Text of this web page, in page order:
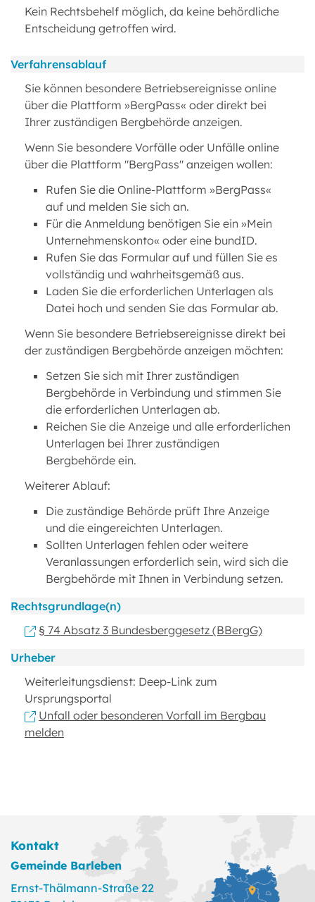
Kein Rechtsbehelf möglich, da keine behördliche
Entscheidung getroffen wird.
Verfahrensablauf
Sie können besondere Betriebsereignisse online
über die Plattform »BergPass« oder direkt bei
Ihrer zuständigen Bergbehörde anzeigen.
Wenn Sie besondere Vorfälle oder Unfälle online
über die Plattform "BergPass" anzeigen wollen:
Rufen Sie die Online-Plattform »BergPass«
auf und melden Sie sich an.
Für die Anmeldung benötigen Sie ein »Mein
Unternehmenskonto« oder eine bundID.
Rufen Sie das Formular auf und füllen Sie es
vollständig und wahrheitsgemäß aus.
Laden Sie die erforderlichen Unterlagen als
Datei hoch und senden Sie das Formular ab.
Wenn Sie besondere Betriebsereignisse direkt bei
der zuständigen Bergbehörde anzeigen möchten:
Setzen Sie sich mit Ihrer zuständigen
Bergbehörde in Verbindung und stimmen Sie
die erforderlichen Unterlagen ab.
Reichen Sie die Anzeige und alle erforderlichen
Unterlagen bei Ihrer zuständigen
Bergbehörde ein.
Weiterer Ablauf:
Die zuständige Behörde prüft Ihre Anzeige
und die eingereichten Unterlagen.
Sollten Unterlagen fehlen oder weitere
Veranlassungen erforderlich sein, wird sich die
Bergbehörde mit Ihnen in Verbindung setzen.
Rechtsgrundlage(n)
§ 74 Absatz 3 Bundesberggesetz (BBergG)
Urheber
Weiterleitungsdienst: Deep-Link zum
Ursprungsportal
Unfall oder besonderen Vorfall im Bergbau
melden
Kontakt
Gemeinde Barleben
Ernst-Thälmann-Straße 22